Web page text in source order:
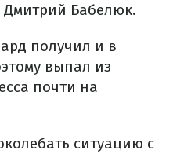
Дмитрий Бабелюк.
получил и в
выпал из
почти на
ситуацию с